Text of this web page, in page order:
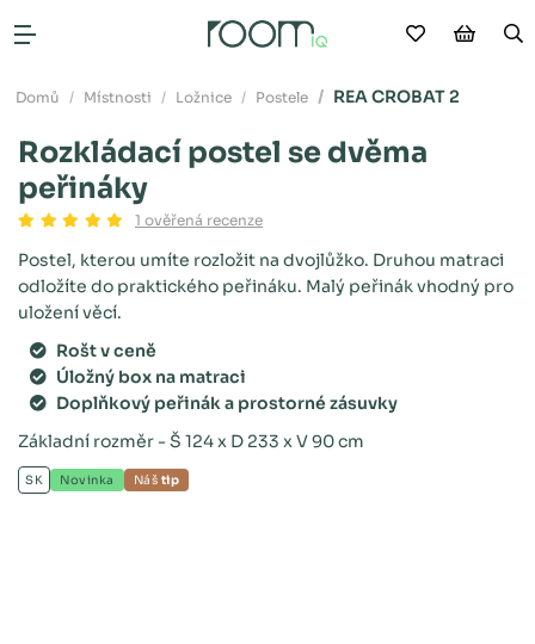
Otevřít menu Moje
Domů Místnosti Ložnice Postele REA CROBAT 2
Rozkládací postel se dvěma
peřináky
1 ověřená recenze
Postel, kterou umíte rozložit na dvojlůžko. Druhou matraci
odložíte do praktického peřináku. Malý peřinák vhodný pro
uložení věcí.
Rošt v ceně
Úložný box na matraci
Doplňkový peřinák a prostorné zásuvky
Základní rozměr - Š 124 x D 233 x V 90 cm
SK Novinka Náš tip